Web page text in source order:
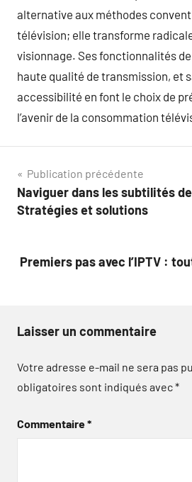
alternative aux méthodes
télévision; elle transforme
visionnage. Ses fonctionnalités
haute qualité de transmission, et
accessibilité en font le choix de
l’avenir de la consommation
Navigation
de
Publication précédente
Naviguer dans les subtilités
Stratégies et solutions
Premiers pas avec l’IPTV :
Laisser un commentaire
Votre adresse e-mail ne sera pas
obligatoires sont indiqués avec*
Commentaire*